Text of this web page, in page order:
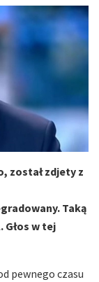
został zdjety z
Taką
Głos w tej
pewnego czasu